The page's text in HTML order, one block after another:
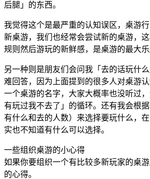
后腿」的东西。
我觉得这个是最严重的认知误区，桌游
新桌游，我们也经常会尝试新的桌游，
规则然后游玩的新鲜感，是桌游的最大乐
另一种则是朋友们会问我「去的话玩什
难回答，因为上面提到的很多人对桌游
一个桌游的名字，大家大概率也没听过
有玩过我不去了」的循环。还有我会根
有什么和去的人数）来选择要玩什么，
实也不知道有什么可以选择。
一些组织桌游的小心得
如果你要组织一个有比较多新玩家的桌
的心得。